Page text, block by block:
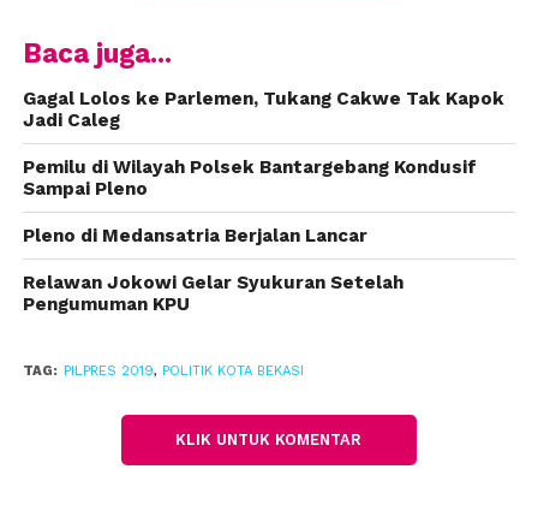
Sedangkan pasangan yang diusung oleh partai
pengusung Prabowo Subianto-Sandiaga Uno hanya
memperoleh 31 persen suara. Karena itu, kata ketua
MKGR ini, sosok Rahmat Effendi dapat
mendongkrak suara Jokowi-Maruf di Kota Bekasi.
“Kemenangan di Pilkada 2018 kemarin itu variabel
utama tentu sosok Rahmat Effendi dibanding parpol
pengusungnya,” ujarnya.
dia, ada tiga titik mal publik di antaranya Bekasi
Junction, Atrium Pondok Gede, dan Plaza Cibubur.
Baca juga...
Gagal Lolos ke Parlemen, Tukang Cakwe Tak Kapok
Jadi Caleg
Pemilu di Wilayah Polsek Bantargebang Kondusif
Sampai Pleno
Pleno di Medansatria Berjalan Lancar
Relawan Jokowi Gelar Syukuran Setelah
Pengumuman KPU
TAG: PILPRES 2019, POLITIK KOTA BEKASI
KLIK UNTUK KOMENTAR